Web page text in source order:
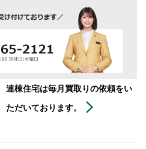
連棟住宅は毎月買取りの依頼をい
ただいております。